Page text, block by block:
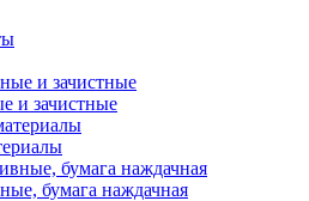
и зачистные
бумага наждачная